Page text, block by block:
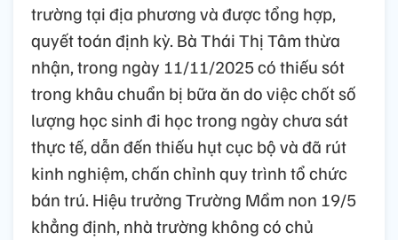
trường tại địa phương và được tổng hợp,
quyết toán định kỳ. Bà Thái Thị Tâm thừa
nhận, trong ngày 11/11/2025 có thiếu sót
trong khâu chuẩn bị bữa ăn do việc chốt số
lượng học sinh đi học trong ngày chưa sát
thực tế, dẫn đến thiếu hụt cục bộ và đã rút
kinh nghiệm, chấn chỉnh quy trình tổ chức
bán trú. Hiệu trưởng Trường Mầm non 19/5
khẳng định, nhà trường không có chủ